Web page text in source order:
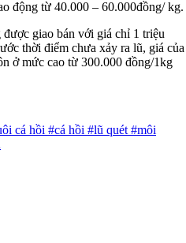
động từ 40.000 – 60.000đồng/ kg.
giao bán với giá chỉ 1 triệu
thời điểm chưa xảy ra lũ, giá của
ở mức cao từ 300.000 đồng/1kg
cá hồi #cá hồi #lũ quét #môi